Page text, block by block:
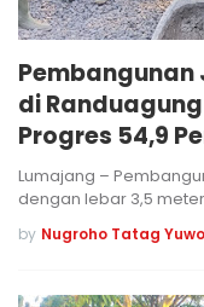
Pembangunan
di
Progres 54,9
Lumajang –
dengan lebar 3,5
by Nugroho Tatag